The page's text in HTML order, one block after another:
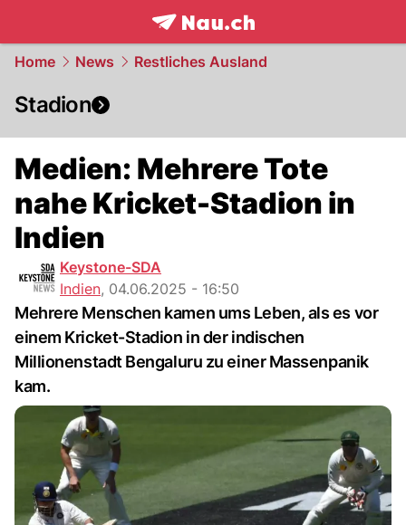
frontpage.NAU.ch
Home News Restliches Ausland
Stadion
Medien: Mehrere Tote
nahe Kricket-Stadion in
Indien
Keystone-SDA
Indien, 04.06.2025 - 16:50
Mehrere Menschen kamen ums Leben, als es vor
einem Kricket-Stadion in der indischen
Millionenstadt Bengaluru zu einer Massenpanik
kam.